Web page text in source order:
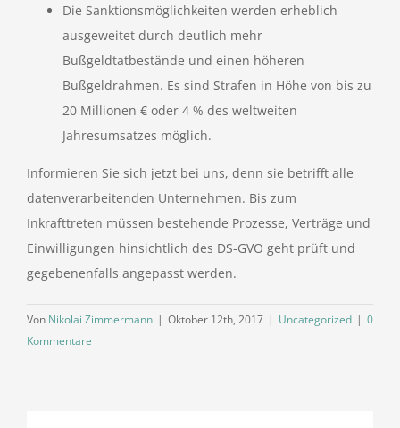
Die Sanktionsmöglichkeiten werden erheblich
ausgeweitet durch deutlich mehr
Bußgeldtatbestände und einen höheren
Bußgeldrahmen. Es sind Strafen in Höhe von bis zu
20 Millionen € oder 4 % des weltweiten
Jahresumsatzes möglich.
Informieren Sie sich jetzt bei uns, denn sie betrifft alle
datenverarbeitenden Unternehmen. Bis zum
Inkrafttreten müssen bestehende Prozesse, Verträge und
Einwilligungen hinsichtlich des DS-GVO geht prüft und
gegebenenfalls angepasst werden.
Von Nikolai Zimmermann | Oktober 12th, 2017 | Uncategorized | 0
Kommentare